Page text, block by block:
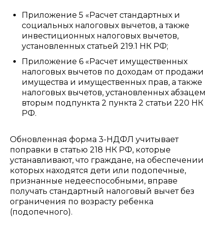
Приложение 5 «Расчет стандартных и
социальных налоговых вычетов, а также
инвестиционных налоговых вычетов,
установленных статьей 219.1 НК РФ;
Приложение 6 «Расчет имущественных
налоговых вычетов по доходам от продажи
имущества и имущественных прав, а также
налоговых вычетов, установленных абзацем
вторым подпункта 2 пункта 2 статьи 220 НК
РФ.
Обновленная форма 3-НДФЛ учитывает
поправки в статью 218 НК РФ, которые
устанавливают, что граждане, на обеспечении
которых находятся дети или подопечные,
признанные недееспособными, вправе
получать стандартный налоговый вычет без
ограничения по возрасту ребенка
(подопечного).